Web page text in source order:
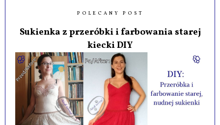
POLECANY POST
Sukienka z przeróbki i farbowania starej
kiecki DIY